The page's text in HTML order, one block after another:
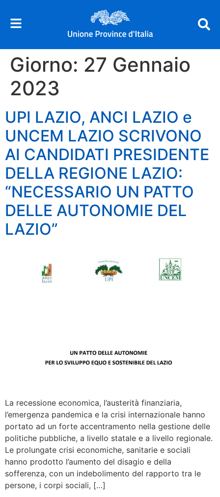
Giorno: 27 Gennaio
2023
UPI LAZIO, ANCI LAZIO e
UNCEM LAZIO SCRIVONO
AI CANDIDATI PRESIDENTE
DELLA REGIONE LAZIO:
“NECESSARIO UN PATTO
DELLE AUTONOMIE DEL
LAZIO”
La recessione economica, l’austerità finanziaria,
l’emergenza pandemica e la crisi internazionale hanno
portato ad un forte accentramento nella gestione delle
politiche pubbliche, a livello statale e a livello regionale.
Le prolungate crisi economiche, sanitarie e sociali
hanno prodotto l’aumento del disagio e della
sofferenza, con un indebolimento del rapporto tra le
persone, i corpi sociali, […]